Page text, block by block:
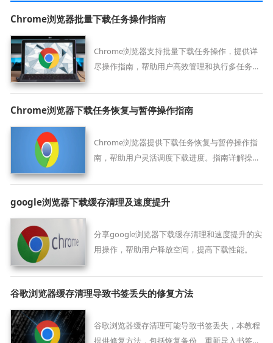
Chrome浏览器批量下载任务操作指南
Chrome浏览器支持批量下载任务操作，提供详
尽操作指南，帮助用户高效管理和执行多任务下
Chrome浏览器下载任务恢复与暂停操作指南
Chrome浏览器提供下载任务恢复与暂停操作指
南，帮助用户灵活调度下载进度。指南详解操作
google浏览器下载缓存清理及速度提升
分享google浏览器下载缓存清理和速度提升的实
用操作，帮助用户释放空间，提高下载性能。
谷歌浏览器缓存清理导致书签丢失的修复方法
谷歌浏览器缓存清理可能导致书签丢失，本教程
提供修复方法，包括恢复备份、重新导入书签和